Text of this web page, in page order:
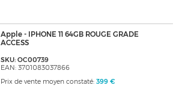
Apple - IPHONE 11 64GB ROUGE GRADE
ACCESS
SKU: OC00739
EAN: 3701083037866
Prix de vente moyen constaté: 399 €